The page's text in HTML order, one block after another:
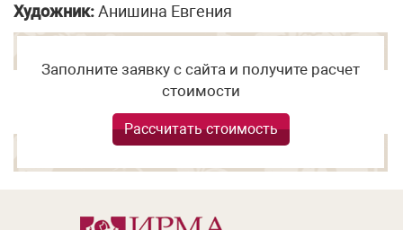
Художник:Анишина Евгения
Заполните заявку с сайта и получите расчет
стоимости
Рассчитать стоимость